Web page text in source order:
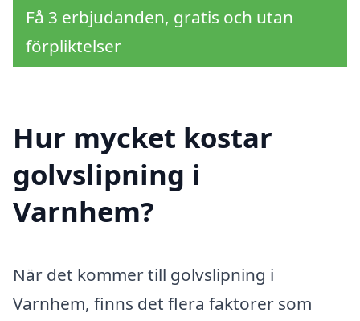
Få 3 erbjudanden, gratis och utan
förpliktelser
Hur mycket kostar
golvslipning i
Varnhem?
När det kommer till golvslipning i
Varnhem, finns det flera faktorer som